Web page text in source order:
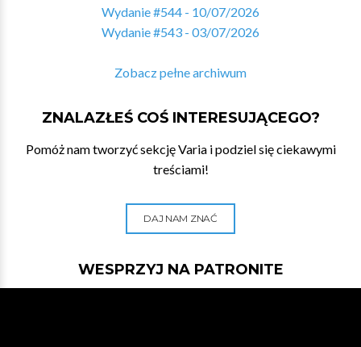
Wydanie #544 - 10/07/2026
Wydanie #543 - 03/07/2026
Zobacz pełne archiwum
ZNALAZŁEŚ COŚ INTERESUJĄCEGO?
Pomóż nam tworzyć sekcję Varia i podziel się ciekawymi
treściami!
DAJ NAM ZNAĆ
WESPRZYJ NA PATRONITE